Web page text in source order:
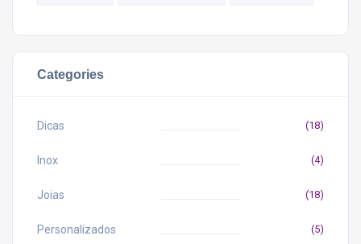
Categories
Dicas (18)
Inox (4)
Joias (18)
Personalizados (5)